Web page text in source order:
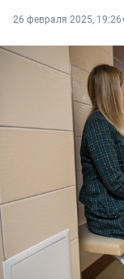
26 февраля 2025, 19:26